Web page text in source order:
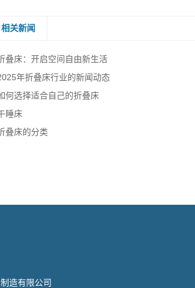
相关新闻
叠床：开启空间自由新生活
年折叠床行业的新闻动态
何选择适合自己的折叠床
睡床
叠床的分类
造有限公司